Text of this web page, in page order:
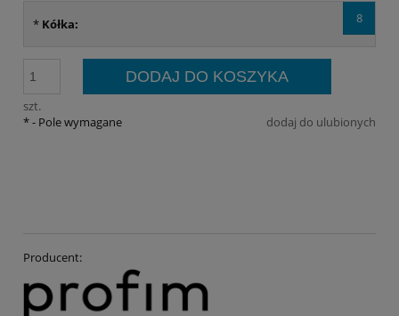
8
* Kółka:
szt.
DODAJ DO KOSZYKA
dodaj do ulubionych
*- Pole wymagane
Producent: